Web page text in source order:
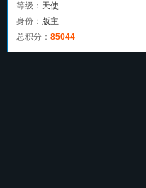
等级： 天使
身份： 版主
总积分： 85044